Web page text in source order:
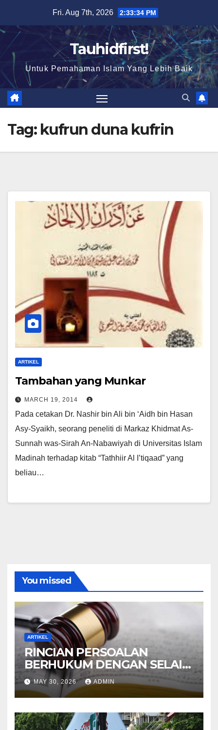
content
Fri. Aug 7th, 2026 2:33:34 PM
Tauhidfirst!
Untuk Pemahaman Islam Yang Lebih Baik
Tag: kufrun duna kufrin
ARTIKEL
Tambahan yang Munkar
MARCH 19, 2014
Pada cetakan Dr. Nashir bin Ali bin ‘Aidh bin Hasan
Asy-Syaikh, seorang peneliti di Markaz Khidmat As-
Sunnah was-Sirah An-Nabawiyah di Universitas Islam
Madinah terhadap kitab “Tathhiir Al I’tiqaad” yang
beliau…
You missed
ARTIKEL
RINCIAN PERSOALAN
BERHUKUM DENGAN SELAIN
HUKUM ALLAH DALAM
KITAB AT-TAMHID SYARAH
KITAB AT-TAUHID
MAY 30, 2026 ADMIN